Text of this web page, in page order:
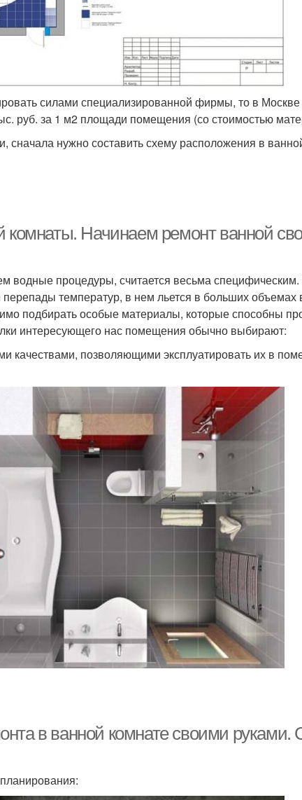
силами специализированной фирмы, то в
руб. за 1 м2 площади помещения (со стоимостью
сначала нужно составить схему расположения в
комнаты. Начинаем ремонт ванной
процедуры, считается весьма специфическим.
перепады температур, в нем льется в больших объемах
подбирать особые материалы, которые способны
интересующего нас помещения обычно выбирают:
качествами, позволяющими эксплуатировать их в
в ванной комнате своими руками.